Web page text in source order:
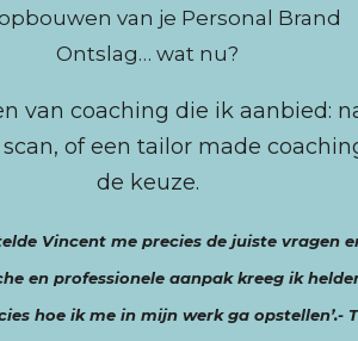
van je Personal Brand
Ontslag… wat nu?
van coaching die ik aanbied:
of een tailor made
de keuze.
Vincent me precies de juiste vragen
en professionele aanpak kreeg ik
hoe ik me in mijn werk ga opstellen’.-